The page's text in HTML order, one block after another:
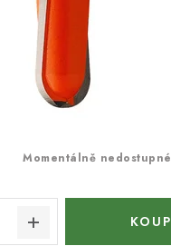
Momentálně nedostupné